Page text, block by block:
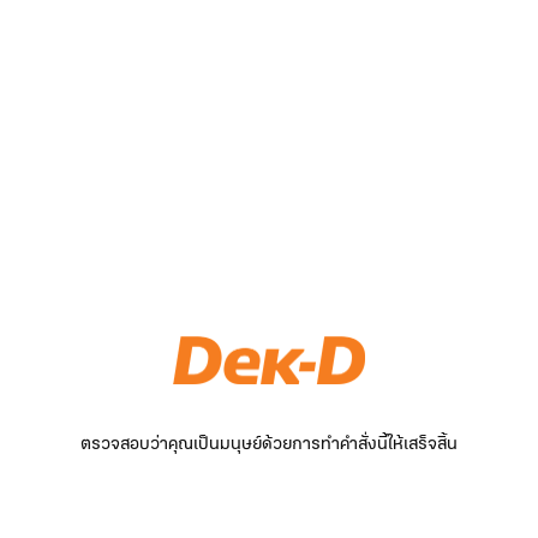
ตรวจสอบว่าคุณเป็นมนุษย์ด้วยการทำคำสั่งนี้ให้เสร็จสิ้น